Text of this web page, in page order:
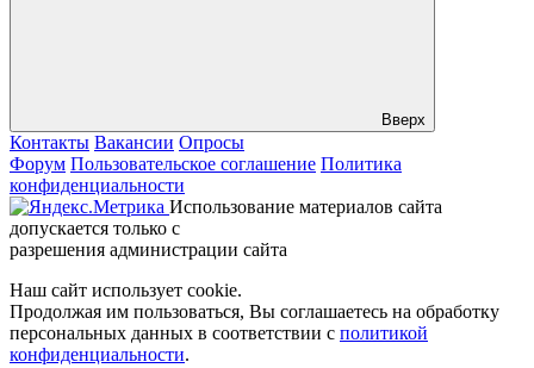
Вверх
Контакты Вакансии Опросы
Форум Пользовательское соглашение Политика
конфиденциальности
Использование материалов сайта
допускается только с
разрешения администрации сайта
Наш сайт использует cookie.
Продолжая им пользоваться, Вы соглашаетесь на обработку
персональных данных в соответствии с политикой
конфиденциальности.